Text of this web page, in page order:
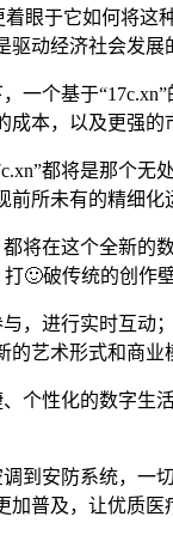
眼于它如何将
动经济社会发展
一个基于
本，以及更强的
都将是那个
所未有的精细
将在这个全新
🙂破传统的创作壁
，进行实时互
艺术形式和商业
个性化的数字
到安防系统，
普及，让优质医